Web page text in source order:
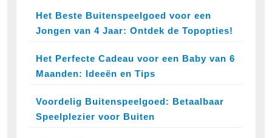
Het Beste Buitenspeelgoed voor een
Jongen van 4 Jaar: Ontdek de Topopties!
Het Perfecte Cadeau voor een Baby van 6
Maanden: Ideeën en Tips
Voordelig Buitenspeelgoed: Betaalbaar
Speelplezier voor Buiten